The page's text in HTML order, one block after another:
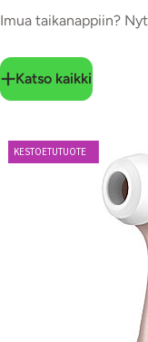
Imua taikanappiin?
KESTOETUTUOTE
Katso kaikki